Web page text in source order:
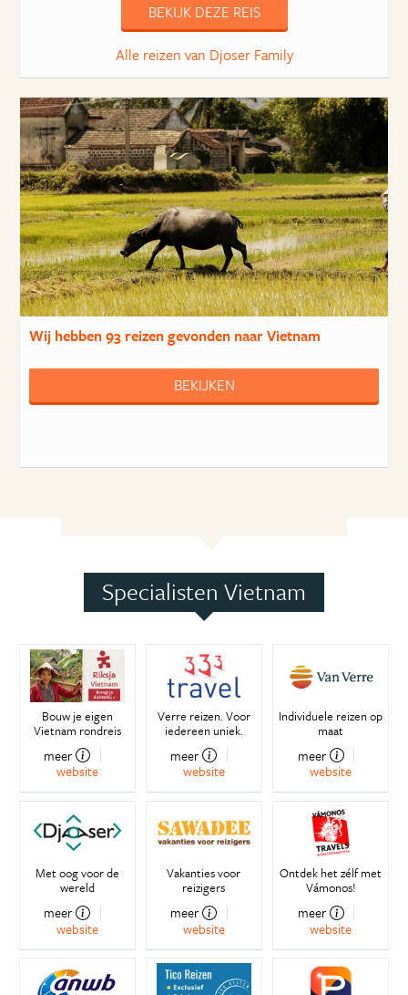
BEKIJK DEZE REIS
Alle reizen van Djoser Family
Wij hebben93 reizengevonden naar Vietnam
BEKIJKEN
Specialisten Vietnam
Bouw je eigen
Vietnam rondreis
meer
website
Verre reizen. Voor
iedereen uniek.
meer
website
Individuele reizen op
maat
meer
website
Met oog voor de
wereld
meer
website
Vakanties voor
reizigers
meer
website
Ontdek het zélf met
Vámonos!
meer
website